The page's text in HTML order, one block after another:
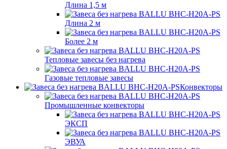
Длина 1,5 м
Длина 2 м
Более 2 м
Тепловые завесы без нагрева
Газовые тепловые завесы
Конвекторы
Промышленные конвекторы
ЭКСП
ЭВУА